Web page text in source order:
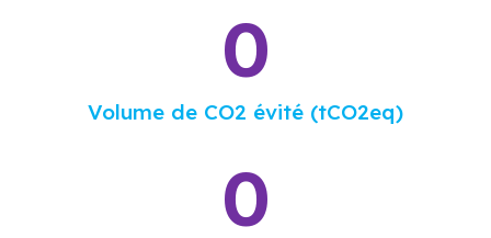
Volume de CO2 évité (tCO2eq)
0
0